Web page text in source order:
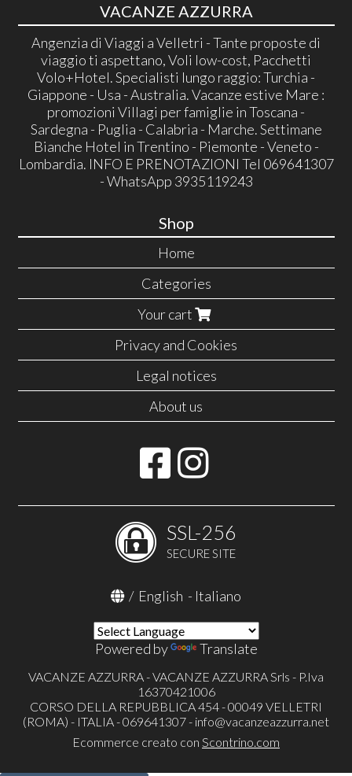
VACANZE AZZURRA
Angenzia di Viaggi a Velletri - Tante proposte di
viaggio ti aspettano, Voli low-cost, Pacchetti
Volo+Hotel. Specialisti lungo raggio: Turchia -
Giappone - Usa - Australia. Vacanze estive Mare :
promozioni Villagi per famiglie in Toscana -
Sardegna - Puglia - Calabria - Marche. Settimane
Bianche Hotel in Trentino - Piemonte - Veneto -
Lombardia. INFO E PRENOTAZIONI Tel 069641307
- WhatsApp 3935119243
Shop
Home
Categories
Your cart
Privacy and Cookies
Legal notices
About us
SSL-256
SECURE SITE
/ English - Italiano
Powered by Translate
VACANZE AZZURRA - VACANZE AZZURRA Srls - P.Iva
16370421006
CORSO DELLA REPUBBLICA 454 - 00049 VELLETRI
(ROMA) - ITALIA - 069641307 - info@vacanzeazzurra.net
Ecommerce creato con Scontrino.com